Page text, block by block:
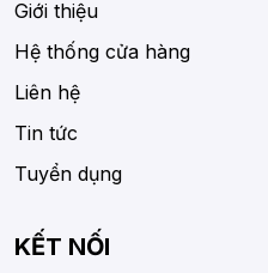
Giới thiệu
Hệ thống cửa hàng
Liên hệ
Tin tức
Tuyển dụng
KẾT NỐI